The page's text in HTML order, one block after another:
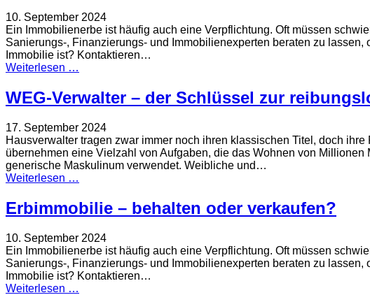
10. September 2024
Ein Immobilienerbe ist häufig auch eine Verpflichtung. Oft müssen
Sanierungs-, Finanzierungs- und Immobilienexperten beraten zu
Immobilie ist? Kontaktieren…
Weiterlesen …
WEG-Verwalter – der Schlüssel zur
17. September 2024
Hausverwalter tragen zwar immer noch ihren klassischen Titel, doch
übernehmen eine Vielzahl von Aufgaben, die das Wohnen von
generische Maskulinum verwendet. Weibliche und…
Weiterlesen …
Erbimmobilie – behalten oder verkaufen?
10. September 2024
Ein Immobilienerbe ist häufig auch eine Verpflichtung. Oft müssen
Sanierungs-, Finanzierungs- und Immobilienexperten beraten zu
Immobilie ist? Kontaktieren…
Weiterlesen …